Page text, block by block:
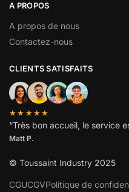
A PROPOS
A propos de nous
Contactez-nous
CLIENTS SATISFAITS
★★★★★
“Très bon accueil, le service
Matt P.
© Toussaint Industry 2025
CGUCGVPolitique de